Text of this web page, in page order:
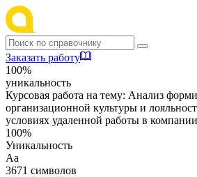
Заказать работу
100%
уникальность
Курсовая работа на тему: Анализ
организационной культуры и
условиях удаленной работы в
100%
Уникальность
Аа
3671 символов